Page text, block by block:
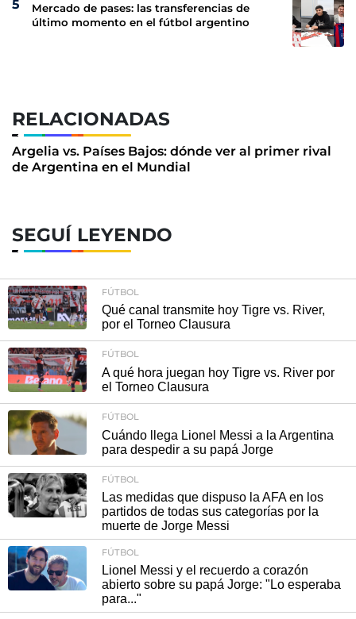
RELACIONADAS
Argelia vs. Países Bajos: dónde ver al primer rival
de Argentina en el Mundial
Mercado de pases: las transferencias de
último momento en el fútbol argentino
SEGUÍ LEYENDO
FÚTBOL
Qué canal transmite hoy Tigre vs. River,
por el Torneo Clausura
FÚTBOL
A qué hora juegan hoy Tigre vs. River por
el Torneo Clausura
FÚTBOL
Cuándo llega Lionel Messi a la Argentina
para despedir a su papá Jorge
FÚTBOL
Las medidas que dispuso la AFA en los
partidos de todas sus categorías por la
muerte de Jorge Messi
FÚTBOL
Lionel Messi y el recuerdo a corazón
abierto sobre su papá Jorge: "Lo esperaba
para..."